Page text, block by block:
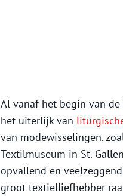
Al vanaf het begin van
het uiterlijk van
van modewisselingen,
Textilmuseum in St.
opvallend en
groot textielliefhebber